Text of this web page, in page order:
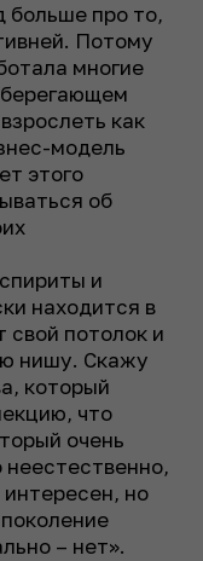
больше про то,
Потому
многие
как
модель
этого
об
и
находится в
свой потолок и
нишу. Скажу
который
что
очень
но
– нет».